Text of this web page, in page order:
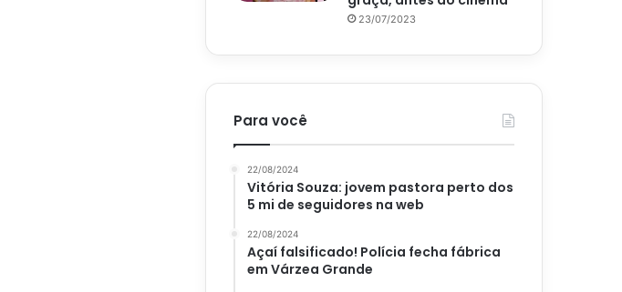
23/07/2023
Para você
22/08/2024
Vitória Souza: jovem pastora perto dos
5 mi de seguidores na web
22/08/2024
Açaí falsificado! Polícia fecha fábrica
em Várzea Grande